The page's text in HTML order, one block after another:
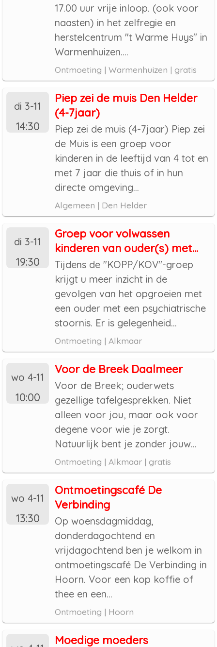
17.00 uur vrije inloop. (ook voor
naasten) in het zelfregie en
herstelcentrum "t Warme Huys" in
Warmenhuizen....
Ontmoeting | Warmenhuizen | gratis
di 3-11
14:30
Piep zei de muis Den Helder
(4-7jaar)
Piep zei de muis (4-7jaar) Piep zei
de Muis is een groep voor
kinderen in de leeftijd van 4 tot en
met 7 jaar die thuis of in hun
directe omgeving...
Algemeen | Den Helder
di 3-11
19:30
Groep voor volwassen
kinderen van ouder(s) met...
Tijdens de "KOPP/KOV"-groep
krijgt u meer inzicht in de
gevolgen van het opgroeien met
een ouder met een psychiatrische
stoornis. Er is gelegenheid...
Ontmoeting | Alkmaar
wo 4-11
10:00
Voor de Breek Daalmeer
Voor de Breek; ouderwets
gezellige tafelgesprekken. Niet
alleen voor jou, maar ook voor
degene voor wie je zorgt.
Natuurlijk bent je zonder jouw...
Ontmoeting | Alkmaar | gratis
wo 4-11
13:30
Ontmoetingscafé De
Verbinding
Op woensdagmiddag,
donderdagochtend en
vrijdagochtend ben je welkom in
ontmoetingscafé De Verbinding in
Hoorn. Voor een kop koffie of
thee en een...
Ontmoeting | Hoorn
Moedige moeders